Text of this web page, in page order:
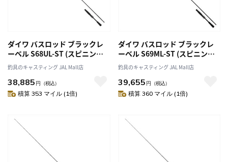
ダイワ バスロッド ブラックレ
ーベル S68UL-ST (スピニング 2
ピース)
釣具のキャスティング JAL Mall店
38,885 円 （税込）
積算 353 マイル (1倍)
ダイワ バスロッド ブラックレ
ーベル S69ML-ST (スピニング 2
ピース)
釣具のキャスティング JAL Mall店
39,655 円 （税込）
積算 360 マイル (1倍)